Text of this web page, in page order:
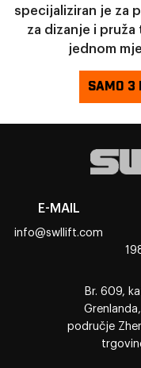
specijaliziran je za
za dizanje i
jednom
SAMO 3
E-MAIL
info@swllift.com
Br. 609,
područje